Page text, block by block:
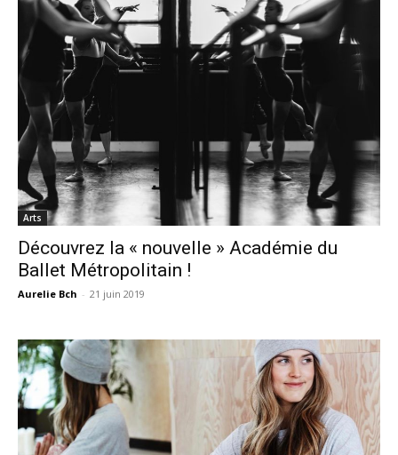
Arts
Découvrez la « nouvelle » Académie du
Ballet Métropolitain !
Aurelie Bch - 21 juin 2019